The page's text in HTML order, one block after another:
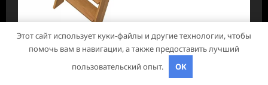
Дача, участок
Чаны для бани: преимущества, виды и
особенности использования
Этот сайт использует куки-файлы и другие технологии, чтобы
помочь вам в навигации, а также предоставить лучший
пользовательский опыт.
OK